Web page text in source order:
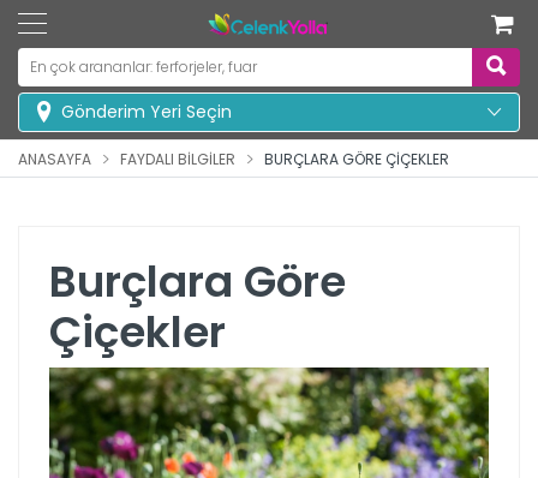
Gönderim Yeri Seçin
ANASAYFA FAYDALI BILGILER BURÇLARA GÖRE ÇIÇEKLER
Burçlara Göre
Çiçekler